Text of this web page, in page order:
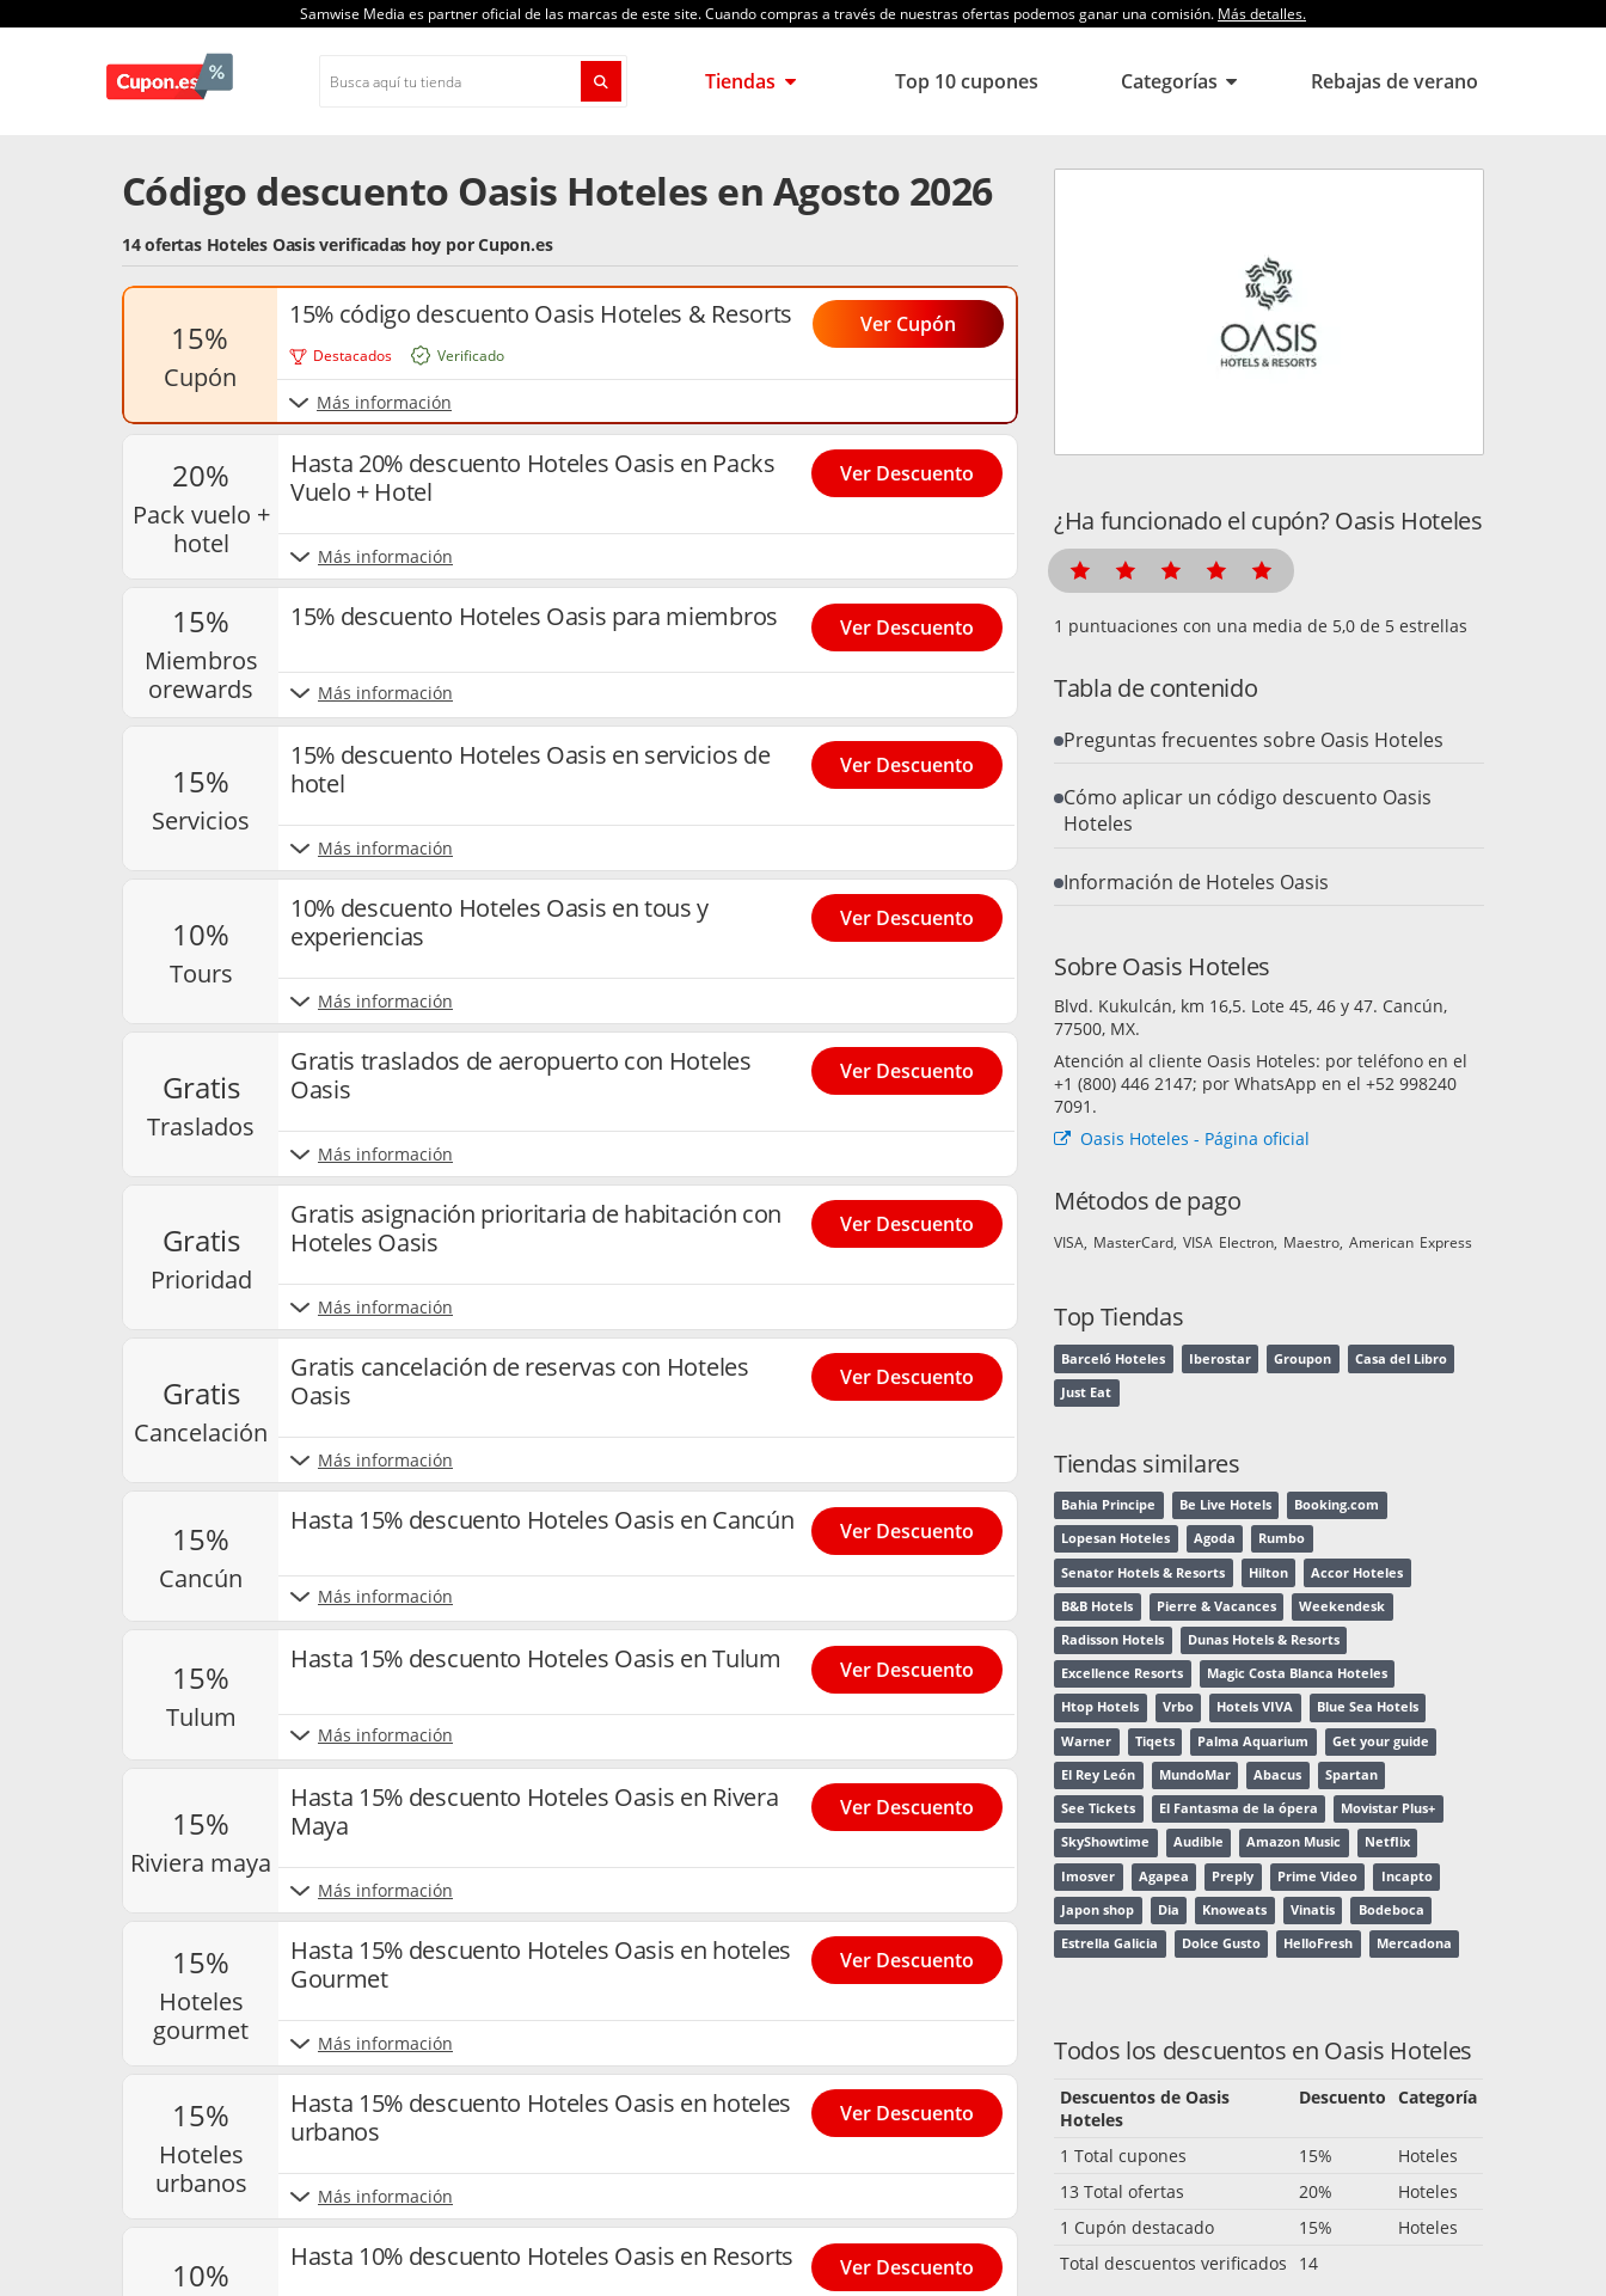
Samwise Media es partner oficial de las marcas de este site. Cuando compras a través de nuestras ofertas podemos ganar una comisión. Más detalles.
Tiendas Top 10 cupones Categorías Rebajas de verano
Código descuento Oasis Hoteles en Agosto 2026
14 ofertas Hoteles Oasis verificadas hoy por Cupon.es
Destacados
15%
cupón
15% código descuento Oasis Hoteles & Resorts
Más información
Verificado
Ver Cupón
20%
pack vuelo +
hotel
Hasta 20% descuento Hoteles Oasis en Packs
Vuelo + Hotel
Más información
Ver Descuento
15%
miembros
orewards
15% descuento Hoteles Oasis para miembros
Más información
Ver Descuento
15%
servicios
15% descuento Hoteles Oasis en servicios de
hotel
Más información
Ver Descuento
10%
tours
10% descuento Hoteles Oasis en tous y
experiencias
Más información
Ver Descuento
gratis
traslados
Gratis traslados de aeropuerto con Hoteles
Oasis
Más información
Ver Descuento
gratis
prioridad
Gratis asignación prioritaria de habitación con
Hoteles Oasis
Más información
Ver Descuento
gratis
cancelación
Gratis cancelación de reservas con Hoteles
Oasis
Más información
Ver Descuento
15%
cancún
Hasta 15% descuento Hoteles Oasis en Cancún
Más información
Ver Descuento
15%
tulum
Hasta 15% descuento Hoteles Oasis en Tulum
Más información
Ver Descuento
15%
riviera maya
Hasta 15% descuento Hoteles Oasis en Rivera
Maya
Más información
Ver Descuento
15%
hoteles
gourmet
Hasta 15% descuento Hoteles Oasis en hoteles
Gourmet
Más información
Ver Descuento
15%
hoteles
urbanos
Hasta 15% descuento Hoteles Oasis en hoteles
urbanos
Más información
Ver Descuento
10% Hasta 10% descuento Hoteles Oasis en Resorts Ver Descuento
¿Ha funcionado el cupón? Oasis Hoteles
puntuaciones con una media de de 5 estrellas
Tabla de contenido
Preguntas frecuentes sobre Oasis Hoteles
Cómo aplicar un código descuento Oasis
Hoteles
Información de Hoteles Oasis
Sobre Oasis Hoteles
Blvd. Kukulcán, km 16,5. Lote 45, 46 y 47. Cancún,
77500, MX.
Atención al cliente Oasis Hoteles: por teléfono en el
+1 (800) 446 2147; por WhatsApp en el +52 998240
7091.
Oasis Hoteles - Página oficial
Métodos de pago
VISA MasterCard VISA Electron Maestro American Express
Top Tiendas
Barceló Hoteles Iberostar Groupon Casa del Libro
Just Eat
Tiendas similares
Bahia Principe Be Live Hotels Booking.com
Lopesan Hoteles Agoda Rumbo
Senator Hotels & Resorts Hilton Accor Hoteles
B&B Hotels Pierre & Vacances Weekendesk
Radisson Hotels Dunas Hotels & Resorts
Excellence Resorts Magic Costa Blanca Hoteles
Htop Hotels Vrbo Hotels VIVA Blue Sea Hotels
Warner Tiqets Palma Aquarium Get your guide
El Rey León MundoMar Abacus Spartan
See Tickets El Fantasma de la ópera Movistar Plus+
SkyShowtime Audible Amazon Music Netflix
Imosver Agapea Preply Prime Video Incapto
Japon shop Dia Knoweats Vinatis Bodeboca
Estrella Galicia Dolce Gusto HelloFresh Mercadona
Todos los descuentos en Oasis Hoteles
Descuentos de Oasis
Hoteles
Descuento Categoría
1 Total cupones 15%
Hoteles
13 Total ofertas
20%
Hoteles
1 Cupón destacado
15%
Hoteles
Total descuentos verificados
14